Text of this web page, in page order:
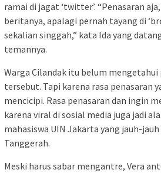
ramai di jagat ‘twitter’. “Penasaran
beritanya, apalagi pernah tayang di
sekalian singgah,” kata Ida yang
temannya.
Warga Cilandak itu belum mengetahui
tersebut. Tapi karena rasa penasaran
mencicipi. Rasa penasaran dan ingin
karena viral di sosial media juga jadi
mahasiswa UIN Jakarta yang jauh-
Tanggerah.
Meski harus sabar mengantre, Vera